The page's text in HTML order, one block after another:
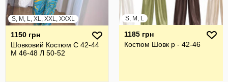
S, M, L, XL, XXL, XXXL
1150 грн
Шовковий Костюм С 42-44
М 46-48 Л 50-52
S, M, L
1185 грн
Костюм Шовк р - 42-46